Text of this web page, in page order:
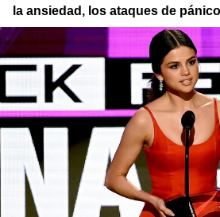
la ansiedad, los ataques de